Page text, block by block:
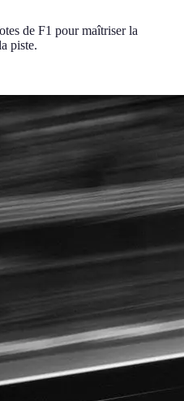
de F1 pour maîtriser la
piste.